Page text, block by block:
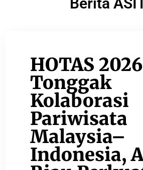
HOTAS
Tonggak
Kolaborasi
Pariwisata
Malaysia–
Indonesia,